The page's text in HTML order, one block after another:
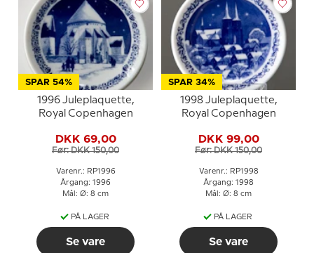
SPAR 54%
1996 Juleplaquette,
Royal Copenhagen
DKK 69,00
Før: DKK 150,00
Varenr.: RP1996
Årgang: 1996
Mål: Ø: 8 cm
PÅ LAGER
Se vare
SPAR 34%
1998 Juleplaquette,
Royal Copenhagen
DKK 99,00
Før: DKK 150,00
Varenr.: RP1998
Årgang: 1998
Mål: Ø: 8 cm
PÅ LAGER
Se vare